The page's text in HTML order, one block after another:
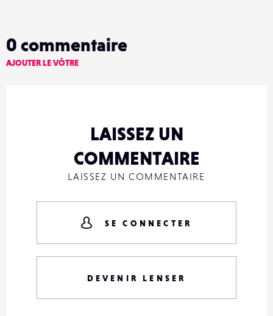
0 commentaire
AJOUTER LE VÔTRE
LAISSEZ UN
COMMENTAIRE
LAISSEZ UN COMMENTAIRE
SE CONNECTER
DEVENIR LENSER